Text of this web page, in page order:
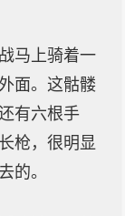
马上骑着一
面。这骷髅
有六根手
枪，很明显
的。